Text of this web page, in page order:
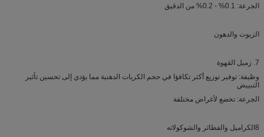
الجرعة: 0.1% - 0.2% من الدقيق
الزيوت والدهون
7. زميل القهوة
وظيفة: توفير توزيع أكثر تكافؤا في حجم الكريات الدهنية مما يؤدي إلى تحسين تأثير
التبييض
الجرعة: تخضع لأغراض مختلفة
8الكراميل والفطائر والشوكولاته